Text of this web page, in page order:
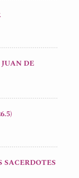
DE
SACERDOTES